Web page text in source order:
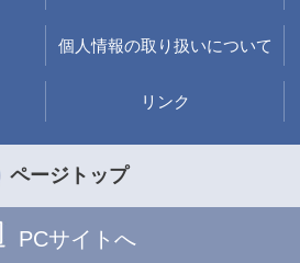
個人情報の取り扱いについて
リンク
ページトップ
PCサイトへ